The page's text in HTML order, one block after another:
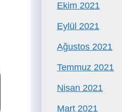
Ekim 2021
Eylül 2021
Ağustos 2021
Temmuz 2021
Nisan 2021
Mart 2021